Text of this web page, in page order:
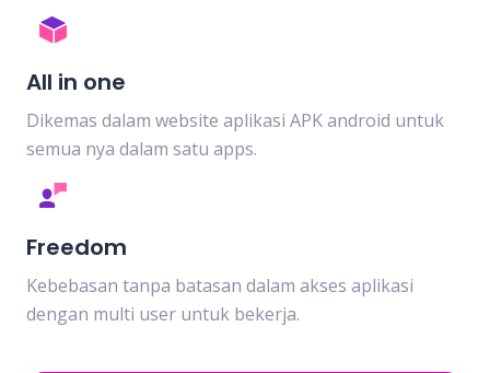
All in one
Dikemas dalam website aplikasi APK android untuk
semua nya dalam satu apps.
Freedom
Kebebasan tanpa batasan dalam akses aplikasi
dengan multi user untuk bekerja.